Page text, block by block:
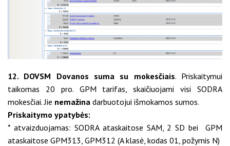
12. DOVSM Dovanos suma su mokesčiais. Priskaitymui
taikomas 20 pro. GPM tarifas, skaičiuojami visi SODRA
mokesčiai. Jie nemažina darbuotojui išmokamos sumos.
Priskaitymo ypatybės:
* atvaizduojamas: SODRA ataskaitose SAM, 2 SD bei GPM
ataskaitose GPM313, GPM312 (A klasė, kodas 01, požymis N)